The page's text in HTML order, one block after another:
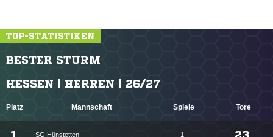
TOP-STATISTIKEN
BESTER STURM
HESSEN | HERREN | 26/27
Platz Mannschaft Spiele Tore
1. SG Hünstetten 1 23